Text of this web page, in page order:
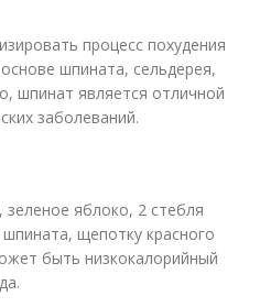
процесс похудения
шпината, сельдерея,
шпинат является отличной
заболеваний.
зеленое яблоко, 2 стебля
щепотку красного
быть низкокалорийный